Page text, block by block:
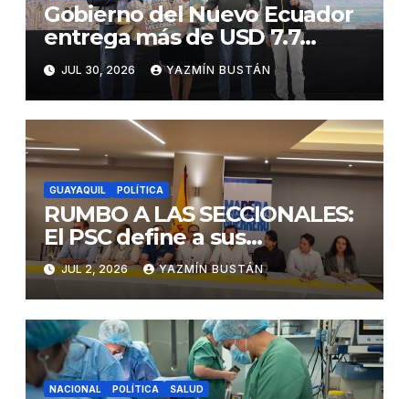
Gobierno del Nuevo Ecuador
entrega más de USD 7.7
millones en créditos
productivos en Azuay,
continuando con la
reactivación económica
JUL 30, 2026 YAZMÍN BUSTÁN
GUAYAQUIL POLÍTICA
RUMBO A LAS SECCIONALES:
El PSC define a sus
precandidatos para la
Alcaldía de Guayaquil y la
Prefectura de Guayas
JUL 2, 2026 YAZMÍN BUSTÁN
NACIONAL POLÍTICA SALUD